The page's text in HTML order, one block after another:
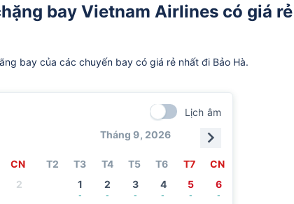
bay Vietnam Airlines có giá rẻ
bay của các chuyến bay có giá rẻ nhất đi Bảo Hà.
Lịch âm
CN
2
Tháng 9, 2026
T2 T3 T4 T5 T6 T7
CN
1
-
2
-
3
-
4
-
5
-
6
-